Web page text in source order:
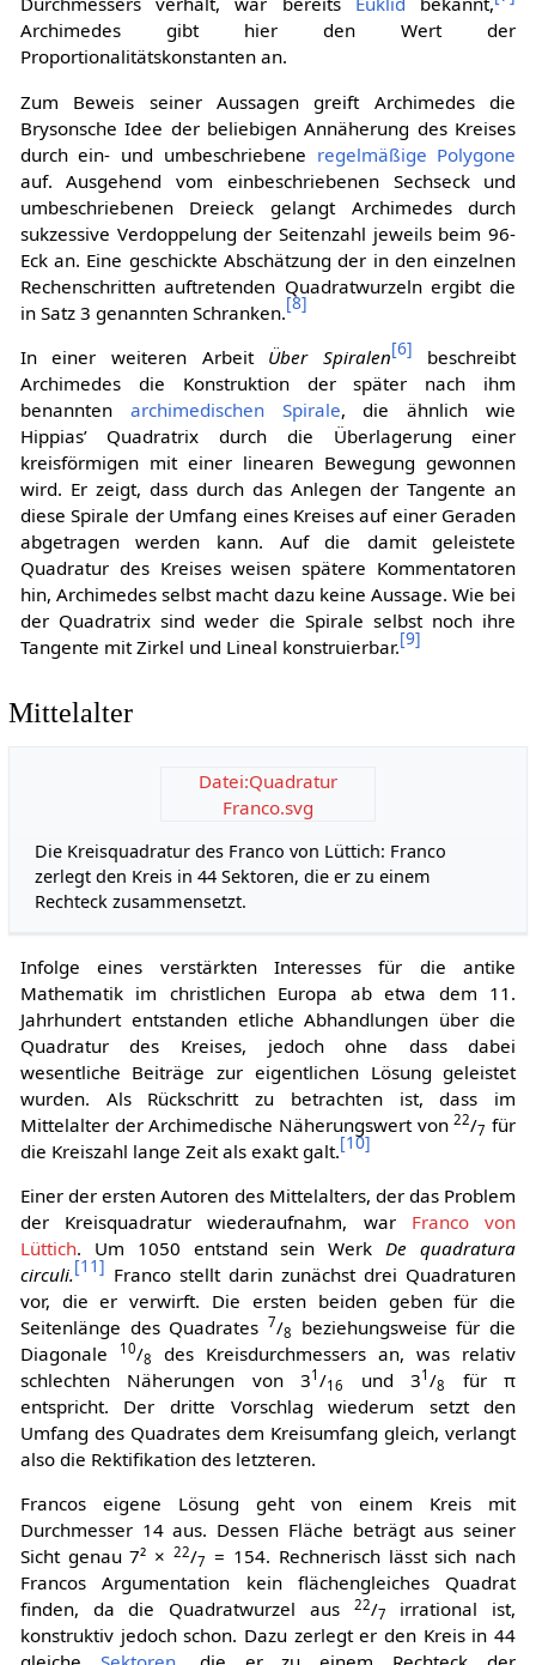
Archimedes gibt hier den Wert der
Proportionalitätskonstanten an.
Zum Beweis seiner Aussagen greift Archimedes die
Brysonsche Idee der beliebigen Annäherung des Kreises
durch ein- und umbeschriebene regelmäßige Polygone
auf. Ausgehend vom einbeschriebenen Sechseck und
umbeschriebenen Dreieck gelangt Archimedes durch
sukzessive Verdoppelung der Seitenzahl jeweils beim 96-
Eck an. Eine geschickte Abschätzung der in den einzelnen
Rechenschritten auftretenden Quadratwurzeln ergibt die
in Satz 3 genannten Schranken.[8]
In einer weiteren Arbeit Über Spiralen[6] beschreibt
Archimedes die Konstruktion der später nach ihm
benannten archimedischen Spirale, die ähnlich wie
Hippias’ Quadratrix durch die Überlagerung einer
kreisförmigen mit einer linearen Bewegung gewonnen
wird. Er zeigt, dass durch das Anlegen der Tangente an
diese Spirale der Umfang eines Kreises auf einer Geraden
abgetragen werden kann. Auf die damit geleistete
Quadratur des Kreises weisen spätere Kommentatoren
hin, Archimedes selbst macht dazu keine Aussage. Wie bei
der Quadratrix sind weder die Spirale selbst noch ihre
Tangente mit Zirkel und Lineal konstruierbar.[9]
Mittelalter
Datei:Quadratur
Franco.svg
Die Kreisquadratur des Franco von Lüttich: Franco
zerlegt den Kreis in 44 Sektoren, die er zu einem
Rechteck zusammensetzt.
Infolge eines verstärkten Interesses für die antike
Mathematik im christlichen Europa ab etwa dem 11.
Jahrhundert entstanden etliche Abhandlungen über die
Quadratur des Kreises, jedoch ohne dass dabei
wesentliche Beiträge zur eigentlichen Lösung geleistet
wurden. Als Rückschritt zu betrachten ist, dass im
Mittelalter der Archimedische Näherungswert von22/7 für
die Kreiszahl lange Zeit als exakt galt.[10]
Einer der ersten Autoren des Mittelalters, der das Problem
der Kreisquadratur wiederaufnahm, war Franco von
Lüttich. Um 1050 entstand sein WerkDe quadratura
circuli.[11] Franco stellt darin zunächst drei Quadraturen
vor, die er verwirft. Die ersten beiden geben für die
Seitenlänge des Quadrates 7/8
beziehungsweise für die
Diagonale
10/8
des Kreisdurchmessers an, was relativ
schlechten Näherungen von 31 /16 und 31 /8
für π
entspricht. Der dritte Vorschlag wiederum setzt den
Umfang des Quadrates dem Kreisumfang gleich, verlangt
also die Rektifikation des letzteren.
Francos eigene Lösung geht von einem Kreis mit
Durchmesser 14 aus. Dessen Fläche beträgt aus seiner
Sicht genau 7² ×22/7 = 154. Rechnerisch lässt sich nach
Francos Argumentation kein flächengleiches Quadrat
finden, da die Quadratwurzel aus
22/7
irrational ist,
konstruktiv jedoch schon. Dazu zerlegt er den Kreis in 44